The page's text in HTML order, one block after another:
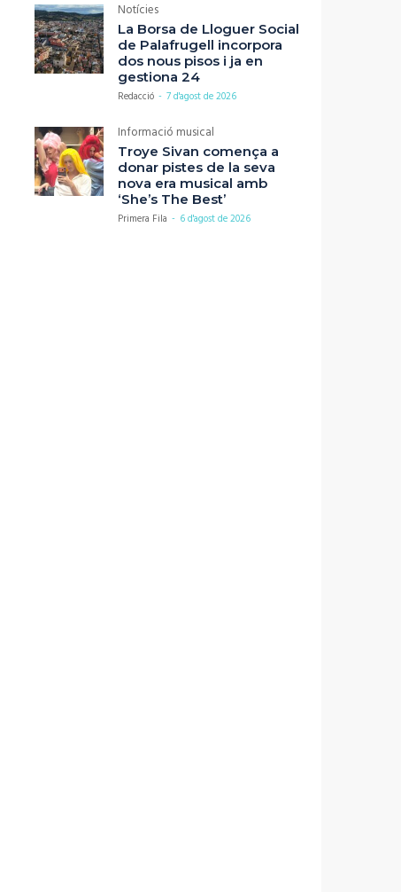
Notícies
La Borsa de Lloguer Social
de Palafrugell incorpora
dos nous pisos i ja en
gestiona 24
Redacció - 7 d'agost de 2026
Informació musical
Troye Sivan comença a
donar pistes de la seva
nova era musical amb
‘She’s The Best’
Primera Fila - 6 d'agost de 2026